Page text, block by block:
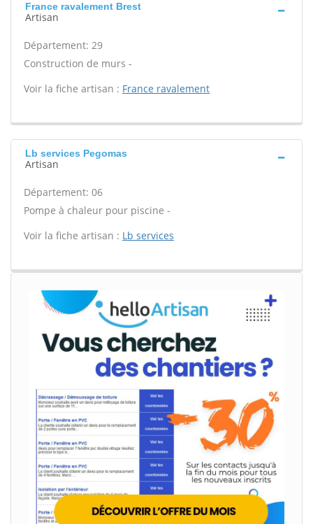
France ravalement Brest
Artisan
Département: 29
Construction de murs -
Voir la fiche artisan : France ravalement
Lb services Pegomas
Artisan
Département: 06
Pompe à chaleur pour piscine -
Voir la fiche artisan : Lb services